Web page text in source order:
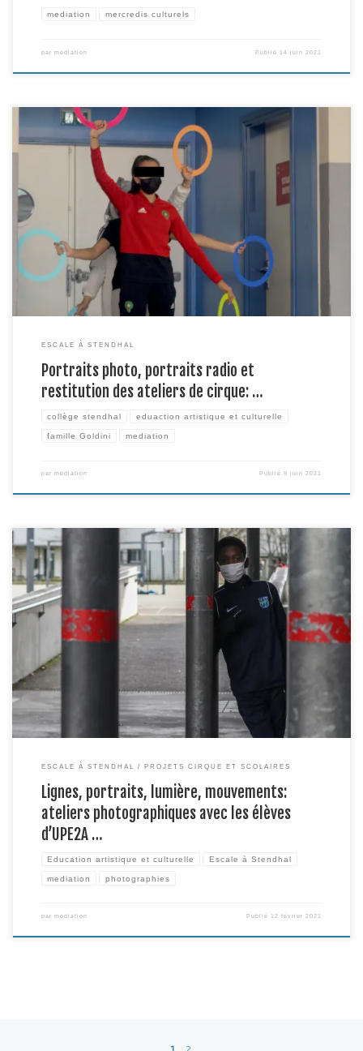
mediation mercredis culturels
par mediation Publié 14 juin 2021
Ce mardi 1er juin, les élèves du collège Stendhal donnaient fin et forme à la
4e édition du projet Escale à Stendhal, à travers la présentation de travaux
issus des différents axes du projet, à savoir: *la présentation de saynètes
constituées au terme des différents ateliers de découverte des arts […]
ESCALE À STENDHAL
Portraits photo, portraits radio et
restitution des ateliers de cirque: …
collège stendhal eduaction artistique et culturelle
famille Goldini mediation
par mediation Publié9 juin 2021
Tandis que les élèves de 4e3 s’inscrivent dans un projet de création cirque,
les élèves d’UPE2A du collège Stendhal créent des images, accompagnés
par Hugues Amsler, alias Hugo Goldini. Découverte de travaux de grands
photographes, analyses d’image, mise en pratique à travers du light
painting, redécouverte de leur établissement au […]
ESCALE À STENDHAL PROJETS CIRQUE ET SCOLAIRES
Lignes, portraits, lumière, mouvements:
ateliers photographiques avec les élèves
d’UPE2A …
Education artistique et culturelle Escale à Stendhal
mediation photographies
par mediation Publié 12 février 2021
Navigation dans les articles